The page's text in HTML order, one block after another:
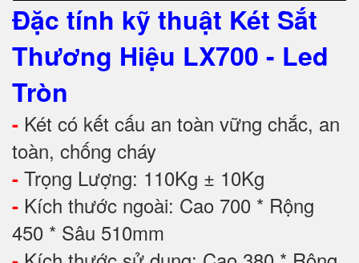
Đặc tính kỹ thuật Két Sắt
Thương Hiệu LX700 - Led
Tròn
- Két có kết cấu an toàn vững chắc, an
toàn, chống cháy
- Trọng Lượng: 110Kg ± 10Kg
- Kích thước ngoài: Cao 700 * Rộng
450 * Sâu 510mm